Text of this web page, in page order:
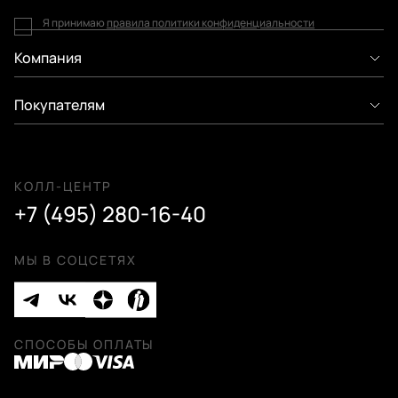
Компания
Покупателям
КОЛЛ-ЦЕНТР
+7 (495) 280-16-40
МЫ В СОЦСЕТЯХ
Я принимаю правила политики конфиденциальности
СПОСОБЫ ОПЛАТЫ